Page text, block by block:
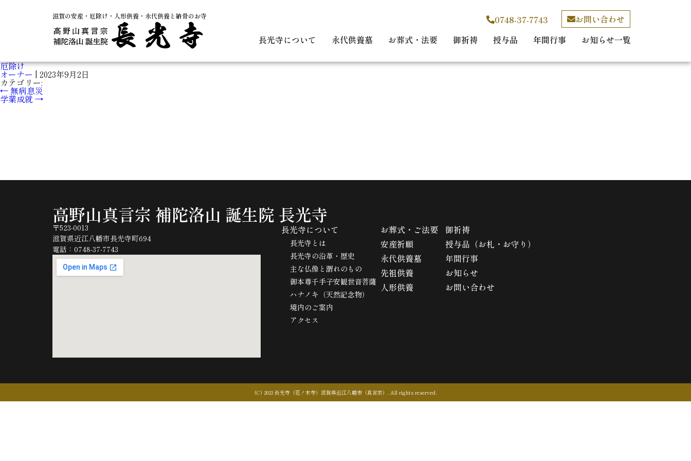
滋賀の安産・厄除け・人形供養・永代供養と納骨のお寺 0748-37-7743
お問い合わせ
長光寺について
永代供養墓 お葬式・法要 御祈祷 授与品 年間行事 お知らせ一覧
厄除け
オーナー | 2023年9月2日
カテゴリー:
←無病息災
学業成就→
高野山真言宗 補陀洛山 誕生院 長光寺
〒523-0013
滋賀県近江八幡市長光寺町694
電話：0748-37-7743
長光寺について
長光寺とは
長光寺の沿革・歴史
主な仏像と謂れのもの
御本尊千手子安観世音菩薩
ハナノキ（天然記念物）
境内のご案内
アクセス
お葬式・ご法要
安産祈願
永代供養墓
先祖供養
人形供養
御祈祷
授与品（お札・お守り）
年間行事
お知らせ
お問い合わせ
(C) 2023 長光寺（花ノ木寺）滋賀県近江八幡市（真言宗） . All rights reserved.